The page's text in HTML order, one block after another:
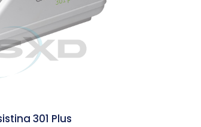
301 Plus